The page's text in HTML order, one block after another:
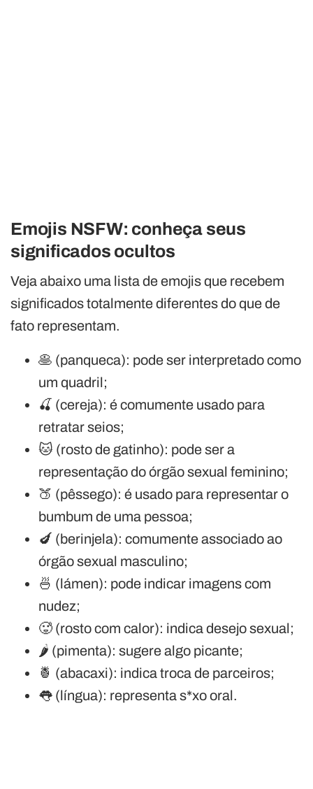
Emojis NSFW: conheça seus
significados ocultos
Veja abaixo uma lista de emojis que recebem
significados totalmente diferentes do que de
fato representam.
🥞 (panqueca): pode ser interpretado como
um quadril;
🍒 (cereja): é comumente usado para
retratar seios;
🐱 (rosto de gatinho): pode ser a
representação do órgão sexual feminino;
🍑 (pêssego): é usado para representar o
bumbum de uma pessoa;
🍆 (berinjela): comumente associado ao
órgão sexual masculino;
🍜 (lámen): pode indicar imagens com
nudez;
🥵 (rosto com calor): indica desejo sexual;
🌶️ (pimenta): sugere algo picante;
🍍 (abacaxi): indica troca de parceiros;
👅 (língua): representa s*xo oral.